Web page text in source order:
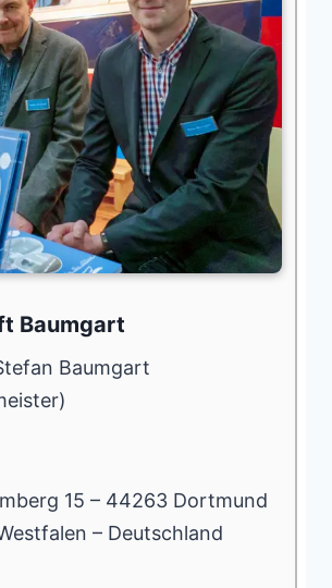
Baumgart
Baumgart
15 – 44263 Dortmund
– Deutschland